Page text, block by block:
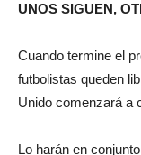
UNOS SIGUEN,
Cuando termine el
futbolistas queden
Unido comenzará a
Lo harán en